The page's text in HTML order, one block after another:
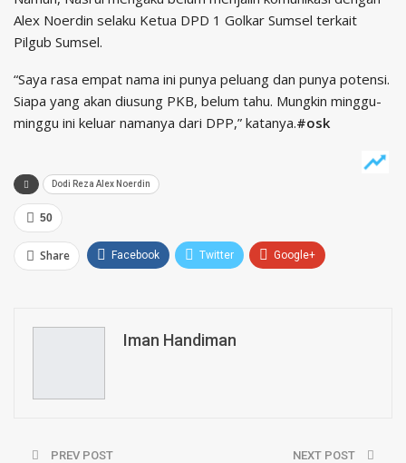
Alex Noerdin selaku Ketua DPD 1 Golkar Sumsel terkait
Pilgub Sumsel.
“Saya rasa empat nama ini punya peluang dan punya potensi.
Siapa yang akan diusung PKB, belum tahu. Mungkin minggu-
minggu ini keluar namanya dari DPP,” katanya.#osk
Dodi Reza Alex Noerdin
50
Share Facebook Twitter Google+
Iman Handiman
PREV POST NEXT POST